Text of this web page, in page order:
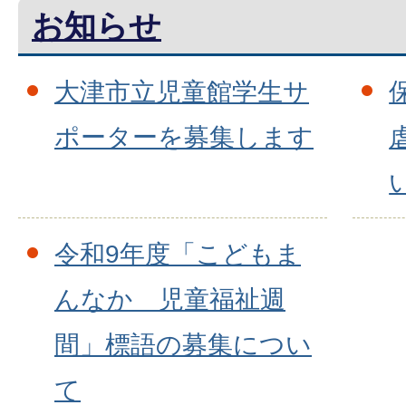
お知らせ
大津市立児童館学生サ
ポーターを募集します
令和9年度「こどもま
んなか 児童福祉週
間」標語の募集につい
て